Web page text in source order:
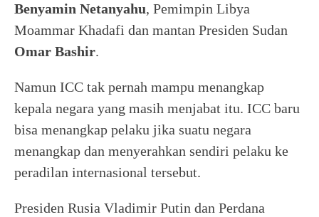
Benyamin Netanyahu, Pemimpin Libya
Moammar Khadafi dan mantan Presiden Sudan
Omar Bashir.
Namun ICC tak pernah mampu menangkap
kepala negara yang masih menjabat itu. ICC baru
bisa menangkap pelaku jika suatu negara
menangkap dan menyerahkan sendiri pelaku ke
peradilan internasional tersebut.
Presiden Rusia Vladimir Putin dan Perdana